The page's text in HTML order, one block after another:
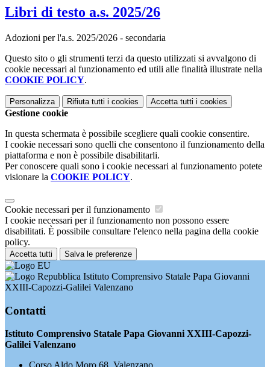
Libri di testo a.s. 2025/26
Adozioni per l'a.s. 2025/2026 - secondaria
Questo sito o gli strumenti terzi da questo utilizzati si avvalgono di
cookie necessari al funzionamento ed utili alle finalità illustrate nella
COOKIE POLICY.
Personalizza Rifiuta tutti i cookies Accetta tutti i cookies
Gestione cookie
In questa schermata è possibile scegliere quali cookie consentire.
I cookie necessari sono quelli che consentono il funzionamento della
piattaforma e non è possibile disabilitarli.
Per conoscere quali sono i cookie necessari al funzionamento potete
visionare la COOKIE POLICY.
Cookie necessari per il funzionamento
I cookie necessari per il funzionamento non possono essere
disabilitati. È possibile consultare l'elenco nella pagina della cookie
policy.
Accetta tutti Salva le preferenze
Istituto Comprensivo Statale Papa Giovanni
XXIII-Capozzi-Galilei Valenzano
Contatti
Istituto Comprensivo Statale Papa Giovanni XXIII-Capozzi-
Galilei Valenzano